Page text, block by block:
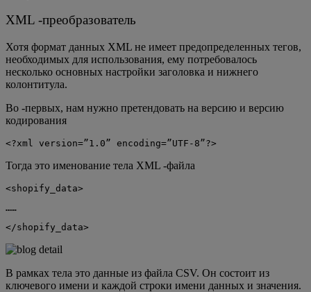
XML -преобразователь
Хотя формат данных XML не имеет предопределенных тегов,
необходимых для использования, ему потребовалось
несколько основных настройки заголовка и нижнего
колонтитула.
Во -первых, нам нужно претендовать на версию и версию
кодирования
<?xml version=”1.0” encoding=”UTF-8”?>
Тогда это именование тела XML -файла
<shopify_data>
……
</shopify_data>
В рамках тела это данные из файла CSV. Он состоит из
ключевого имени и каждой строки имени данных и значения.